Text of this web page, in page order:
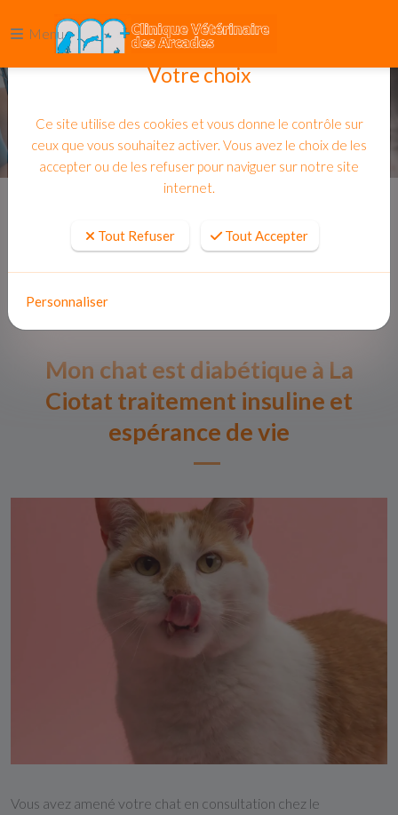
Menu
Mon chat est diabétique à La
Ciotat traitement insuline et
espérance de vie
Vous avez amené votre chat en consultation chez le
Votre choix
Ce site utilise des cookies et vous donne le contrôle sur
ceux que vous souhaitez activer. Vous avez le choix de les
accepter ou de les refuser pour naviguer sur notre site
internet.
Tout Refuser Tout Accepter
Personnaliser